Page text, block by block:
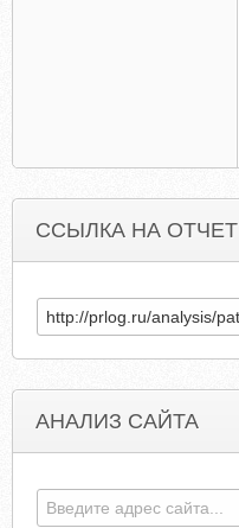
ССЫЛКА НА ОТЧЕТ
АНАЛИЗ САЙТА